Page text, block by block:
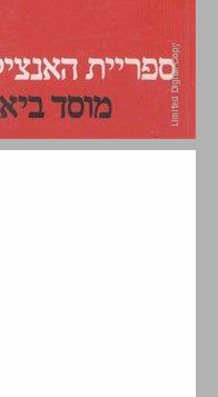
פרק ראשון מבוא ... 1